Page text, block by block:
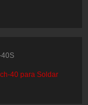
40 para Soldar